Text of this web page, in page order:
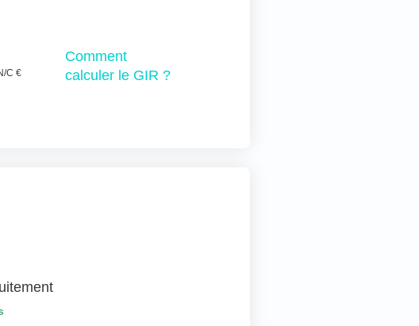
trikaya.fr/politique-de-confidentialite/)
C €
Comment
calculer le GIR ?